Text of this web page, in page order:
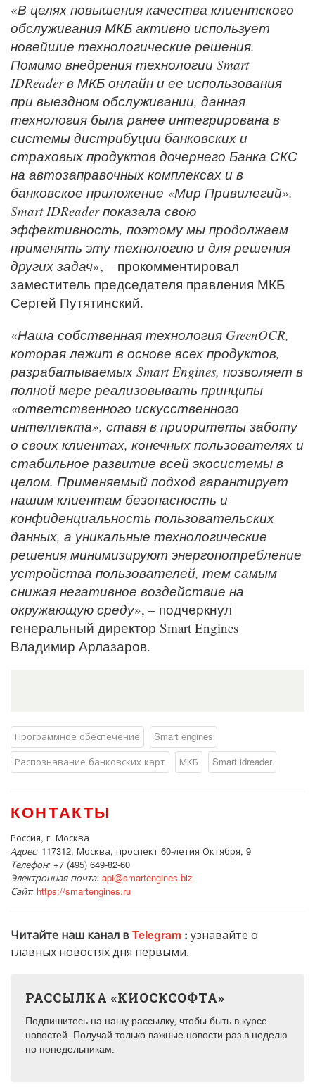
«В целях повышения качества клиентского
обслуживания МКБ активно использует
новейшие технологические решения.
Помимо внедрения технологии Smart
IDReader в МКБ онлайн и ее использования
при выездном обслуживании, данная
технология была ранее интегрирована в
системы дистрибуции банковских и
страховых продуктов дочернего Банка СКС
на автозаправочных комплексах и в
банковское приложение «Мир Привилегий».
Smart IDReader показала свою
эффективность, поэтому мы продолжаем
применять эту технологию и для решения
других задач», – прокомментировал
заместитель председателя правления МКБ
Сергей Путятинский.
«Наша собственная технология GreenOCR,
которая лежит в основе всех продуктов,
разрабатываемых Smart Engines, позволяет в
полной мере реализовывать принципы
«ответственного искусственного
интеллекта», ставя в приоритеты заботу
о своих клиентах, конечных пользователях и
стабильное развитие всей экосистемы в
целом. Применяемый подход гарантирует
нашим клиентам безопасность и
конфиденциальность пользовательских
данных, а уникальные технологические
решения минимизируют энергопотребление
устройства пользователей, тем самым
снижая негативное воздействие на
окружающую среду», – подчеркнул
генеральный директор Smart Engines
Владимир Арлазаров.
Программное обеспечение
Smart engines
Распознавание банковских карт
МКБ Smart idreader
КОНТАКТЫ
Россия, г. Москва
Адрес: 117312, Москва, проспект 60-летия Октября, 9
Телефон: +7 (495) 649-82-60
Электронная почта: api@smartengines.biz
Сайт: https://smartengines.ru
Читайте наш канал вTelegram : узнавайте о
главных новостях дня первыми.
РАССЫЛКА «КИОСКСОФТА»
Подпишитесь на нашу рассылку, чтобы быть в курсе
новостей. Получай только важные новости раз в неделю
по понедельникам.